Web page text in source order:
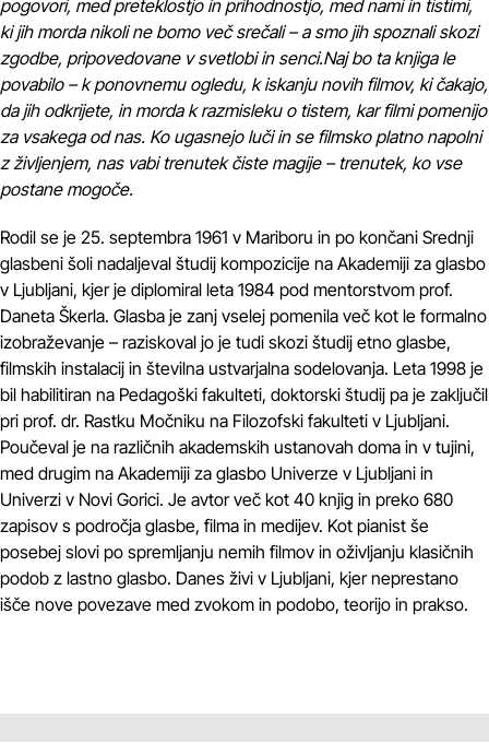
pogovori, med preteklostjo in prihodnostjo, med nami in tistimi,
ki jih morda nikoli ne bomo več srečali – a smo jih spoznali skozi
zgodbe, pripovedovane v svetlobi in senci.Naj bo ta knjiga le
povabilo – k ponovnemu ogledu, k iskanju novih filmov, ki čakajo,
da jih odkrijete, in morda k razmisleku o tistem, kar filmi pomenijo
za vsakega od nas. Ko ugasnejo luči in se filmsko platno napolni
z življenjem, nas vabi trenutek čiste magije – trenutek, ko vse
postane mogoče.
Rodil se je 25. septembra 1961 v Mariboru in po končani Srednji
glasbeni šoli nadaljeval študij kompozicije na Akademiji za glasbo
v Ljubljani, kjer je diplomiral leta 1984 pod mentorstvom prof.
Daneta Škerla. Glasba je zanj vselej pomenila več kot le formalno
izobraževanje – raziskoval jo je tudi skozi študij etno glasbe,
filmskih instalacij in številna ustvarjalna sodelovanja. Leta 1998 je
bil habilitiran na Pedagoški fakulteti, doktorski študij pa je zaključil
pri prof. dr. Rastku Močniku na Filozofski fakulteti v Ljubljani.
Poučeval je na različnih akademskih ustanovah doma in v tujini,
med drugim na Akademiji za glasbo Univerze v Ljubljani in
Univerzi v Novi Gorici. Je avtor več kot 40 knjig in preko 680
zapisov s področja glasbe, filma in medijev. Kot pianist še
posebej slovi po spremljanju nemih filmov in oživljanju klasičnih
podob z lastno glasbo. Danes živi v Ljubljani, kjer neprestano
išče nove povezave med zvokom in podobo, teorijo in prakso.